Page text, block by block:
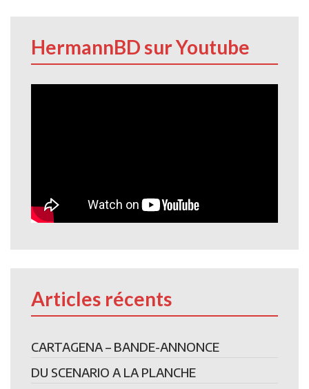
HermannBD sur Youtube
Articles récents
CARTAGENA – BANDE-ANNONCE
DU SCENARIO A LA PLANCHE